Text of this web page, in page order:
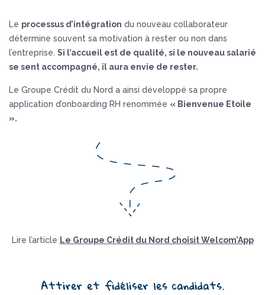
Le processus d’intégration du nouveau collaborateur
détermine souvent sa motivation à rester ou non dans
l’entreprise. Si l’accueil est de qualité, si le nouveau salarié
se sent accompagné, il aura envie de rester.
Le Groupe Crédit du Nord a ainsi développé sa propre
application d’onboarding RH renommée « Bienvenue Etoile
».
Lire l’article Le Groupe Crédit du Nord choisit Welcom’App
Attirer et fidéliser les candidats.